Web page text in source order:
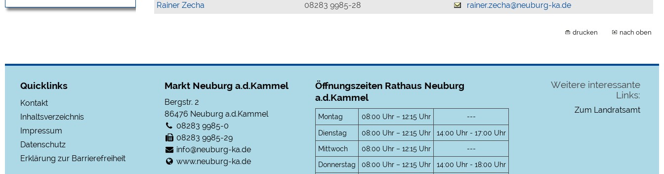
Rainer Zecha
08283 9985-28 rainer.zecha@neuburg-ka.de
drucken nach oben
Quicklinks
Kontakt
Inhaltsverzeichnis
Impressum
Datenschutz
Erklärung zur Barrierefreiheit
Markt Neuburg a.d.Kammel
Bergstr. 2
86476 Neuburg a.d.Kammel
08283 9985-0
08283 9985-29
info@neuburg-ka.de
www.neuburg-ka.de
Öffnungszeiten Rathaus Neuburg
a.d.Kammel
Montag 08:00 Uhr – 12:15 Uhr
---
Dienstag
08:00 Uhr – 12:15 Uhr
14:00 Uhr - 17:00 Uhr
Mittwoch
08:00 Uhr – 12:15 Uhr
---
Donnerstag
08:00 Uhr – 12:15 Uhr 14:00 Uhr - 18:00 Uhr
Weitere interessante
Links:
Zum Landratsamt